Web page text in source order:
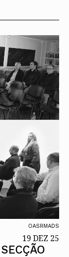
OASRMADS
19 DEZ 25